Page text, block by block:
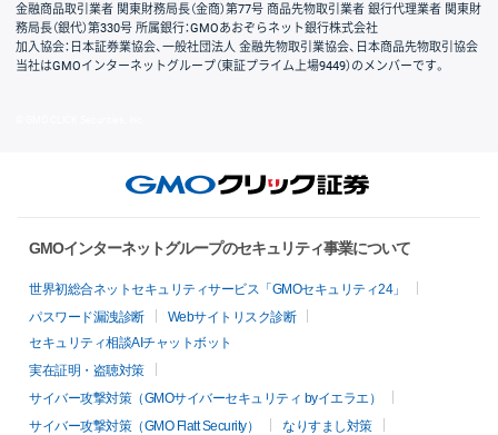
金融商品取引業者 関東財務局長（金商）第77号 商品先物取引業者 銀行代理業者 関東財
務局長（銀代）第330号 所属銀行：GMOあおぞらネット銀行株式会社
加入協会：日本証券業協会、一般社団法人 金融先物取引業協会、日本商品先物取引協会
当社はGMOインターネットグループ（東証プライム上場9449）のメンバーです。
GMOインターネットグループのセキュリティ事業について
世界初総合ネットセキュリティサービス「GMOセキュリティ24」
パスワード漏洩診断
Webサイトリスク診断
セキュリティ相談AIチャットボット
実在証明・盗聴対策
サイバー攻撃対策（GMOサイバーセキュリティ byイエラエ）
サイバー攻撃対策（GMO Flatt Security）
なりすまし対策